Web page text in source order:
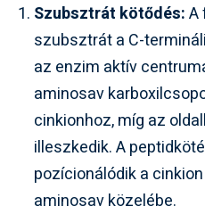
Szubsztrát kötődés:A
szubsztrát a C-
az enzim aktív
aminosav
cinkionhoz, míg az
illeszkedik. A
pozícionálódik a
aminosav közelébe.